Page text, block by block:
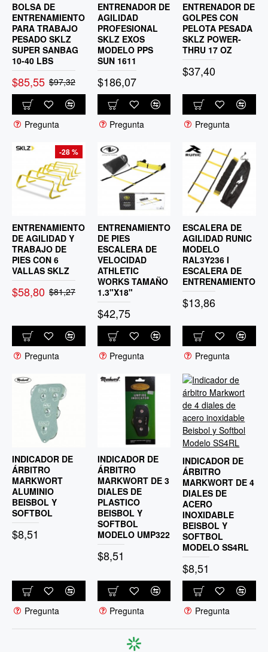
BOLSA DE
ENTRENAMIENTO
PARA TRABAJO
PESADO SKLZ
SUPER SANBAG
10-40 LBS
$85,55 $97,32
Pregunta
ENTRENADOR DE
AGILIDAD
PROFESIONAL
SKLZ EXOS
MODELO PPS
SUN 1611
$186,07
Pregunta
ENTRENADOR DE
GOLPES CON
PELOTA PESADA
SKLZ POWER-
THRU 17 OZ
$37,40
Pregunta
-28 %
ENTRENAMIENTO
DE AGILIDAD Y
TRABAJO DE
PIES CON 6
VALLAS SKLZ
$58,80 $81,27
Pregunta
ENTRENAMIENTO
DE PIES
ESCALERA DE
VELOCIDAD
ATHLETIC
WORKS TAMAÑO
1.3"X18"
$42,75
Pregunta
ESCALERA DE
AGILIDAD RUNIC
MODELO
RAL3Y236 I
ESCALERA DE
ENTRENAMIENTO
$13,86
Pregunta
INDICADOR DE
ÁRBITRO
MARKWORT
ALUMINIO
BEISBOL Y
SOFTBOL
$8,51
Pregunta
INDICADOR DE
ÁRBITRO
MARKWORT DE 3
DIALES DE
PLASTICO
BEISBOL Y
SOFTBOL
MODELO UMP322
$8,51
Pregunta
INDICADOR DE
ÁRBITRO
MARKWORT DE 4
DIALES DE
ACERO
INOXIDABLE
BEISBOL Y
SOFTBOL
MODELO SS4RL
$8,51
Pregunta